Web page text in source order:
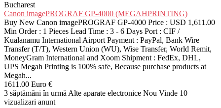
Bucharest
Canon imagePROGRAF GP-4000 (MEGAHPRINTING)
Buy New Canon imagePROGRAF GP-4000 Price : USD 1,611.00
Min Order : 1 Pieces Lead Time : 3 - 6 Days Port : CIF /
Kualanamu International Airport Payment : PayPal, Bank Wire
Transfer (T/T), Western Union (WU), Wise Transfer, World Remit,
MoneyGram International and Xoom Shipment : FedEx, DHL,
UPS Megah Printing is 100% safe, Because purchase products at
Megah...
1611.00 Euro €
3 săptămâni în urmă Alte aparate electronice Nou Vinde 10
vizualizari anunt